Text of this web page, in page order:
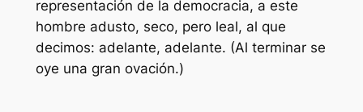
representación de la democracia, a este
hombre adusto, seco, pero leal, al que
decimos: adelante, adelante. (Al terminar se
oye una gran ovación.)